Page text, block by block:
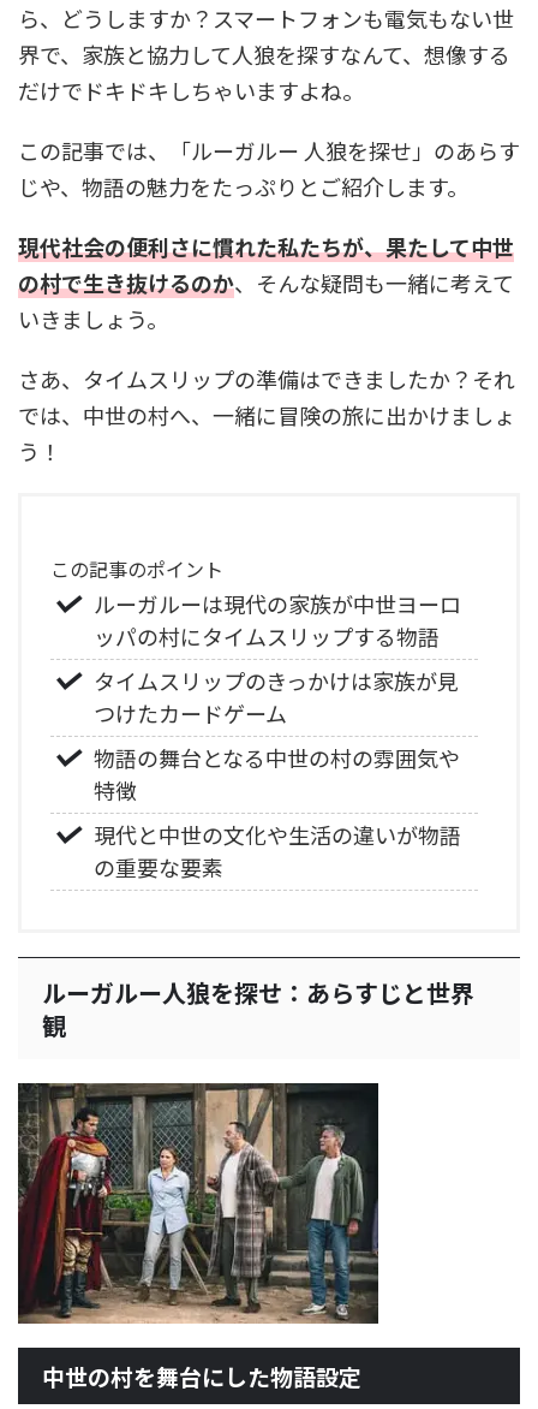
ら、どうしますか？スマートフォンも電気もない世
界で、家族と協力して人狼を探すなんて、想像する
だけでドキドキしちゃいますよね。
この記事では、「ルーガルー 人狼を探せ」のあらす
じや、物語の魅力をたっぷりとご紹介します。
現代社会の便利さに慣れた私たちが、果たして中世
の村で生き抜けるのか、そんな疑問も一緒に考えて
いきましょう。
さあ、タイムスリップの準備はできましたか？それ
では、中世の村へ、一緒に冒険の旅に出かけましょ
う！
この記事のポイント
ルーガルーは現代の家族が中世ヨーロ
ッパの村にタイムスリップする物語
タイムスリップのきっかけは家族が見
つけたカードゲーム
物語の舞台となる中世の村の雰囲気や
特徴
現代と中世の文化や生活の違いが物語
の重要な要素
ルーガルー人狼を探せ：あらすじと世界
観
中世の村を舞台にした物語設定